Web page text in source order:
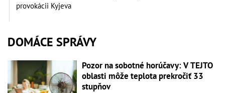
provokácii Kyjeva
DOMÁCE SPRÁVY
Pozor na sobotné horúčavy: V TEJTO
oblasti môže teplota prekročiť 33
stupňov